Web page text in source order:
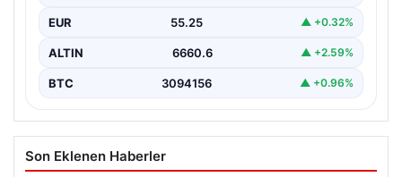
EUR 55.25 ▲ +0.32%
ALTIN 6660.6 ▲ +2.59%
BTC 3094156 ▲ +0.96%
Son Eklenen Haberler